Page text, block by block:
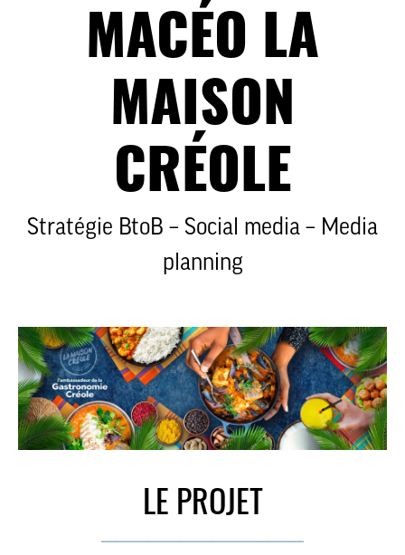
MACÉO LA
MAISON
CRÉOLE
Stratégie BtoB – Social media – Media
planning
LE PROJET
________________________________